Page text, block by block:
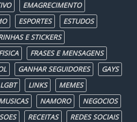
EMAGRECIMENTO
ESPORTES
ESTUDOS
E STICKERS
FRASES E MENSAGENS
GANHAR SEGUIDORES
GAYS
LGBT LINKS
MEMES
NAMORO
NEGOCIOS
RECEITAS
REDES SOCIAIS